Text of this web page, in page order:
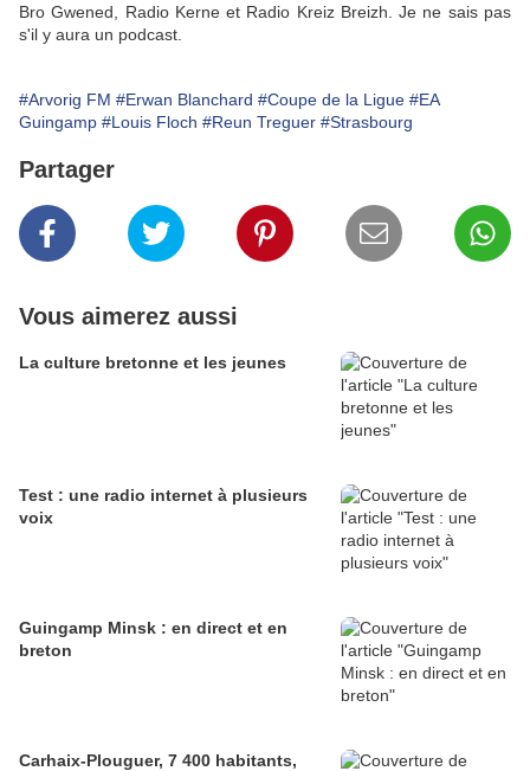
Bro Gwened, Radio Kerne et Radio Kreiz Breizh. Je ne sais pas
s'il y aura un podcast.
#Arvorig FM #Erwan Blanchard #Coupe de la Ligue #EA
Guingamp #Louis Floch #Reun Treguer #Strasbourg
Partager
Vous aimerez aussi
La culture bretonne et les jeunes
Test : une radio internet à plusieurs
voix
Guingamp Minsk : en direct et en
breton
Carhaix-Plouguer, 7 400 habitants,